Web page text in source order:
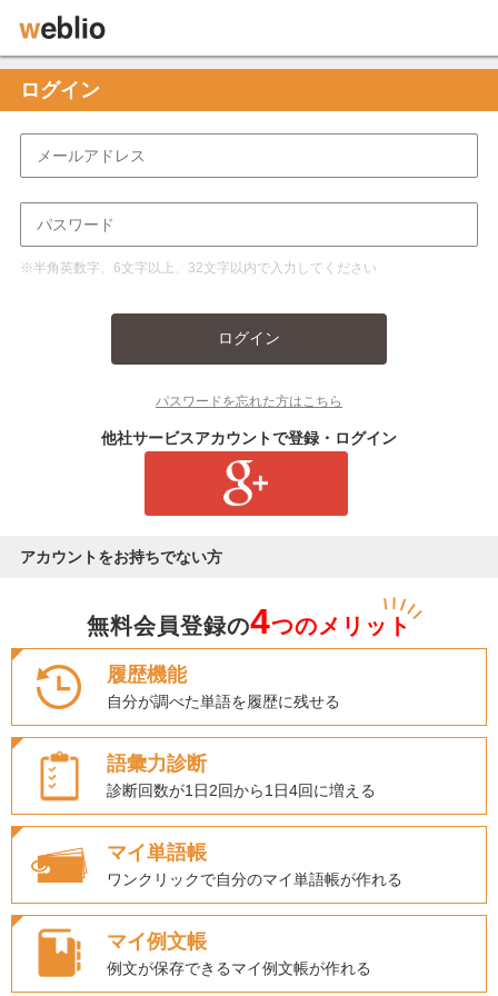
ログイン
※半角英数字、6文字以上、32文字以内で入力してください
ログイン
パスワードを忘れた方はこちら
他社サービスアカウントで登録・ログイン
アカウントをお持ちでない方
無料会員登録の4つのメリット
履歴機能
自分が調べた単語を履歴に残せる
語彙力診断
診断回数が1日2回から1日4回に増える
マイ単語帳
ワンクリックで自分のマイ単語帳が作れる
マイ例文帳
例文が保存できるマイ例文帳が作れる